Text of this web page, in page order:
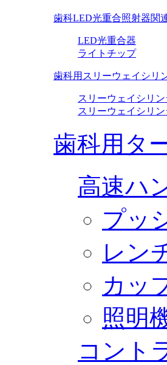
歯科LED光重合照射器関
LED光重合器
ライトチップ
歯科用スリーウェイシリ
スリーウェイシリン
スリーウェイシリ
歯科用タ
高速ハ
プッ
レン
カッ
照明
コント